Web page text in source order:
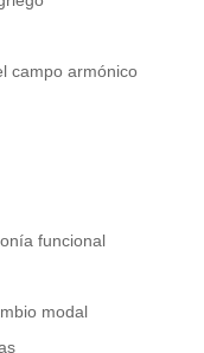
campo armónico
funcional
modal